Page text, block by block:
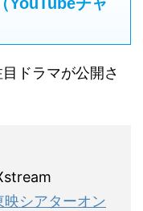
YouTubeチャ
ドラマが公開さ
映シアターオン